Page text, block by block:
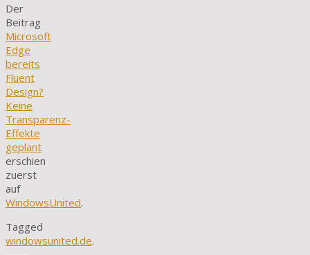
Der
Beitrag
Microsoft
Edge
bereits
Fluent
Design?
Keine
Transparenz-
Effekte
geplant
erschien
zuerst
auf
WindowsUnited.
Tagged
windowsunited.de.